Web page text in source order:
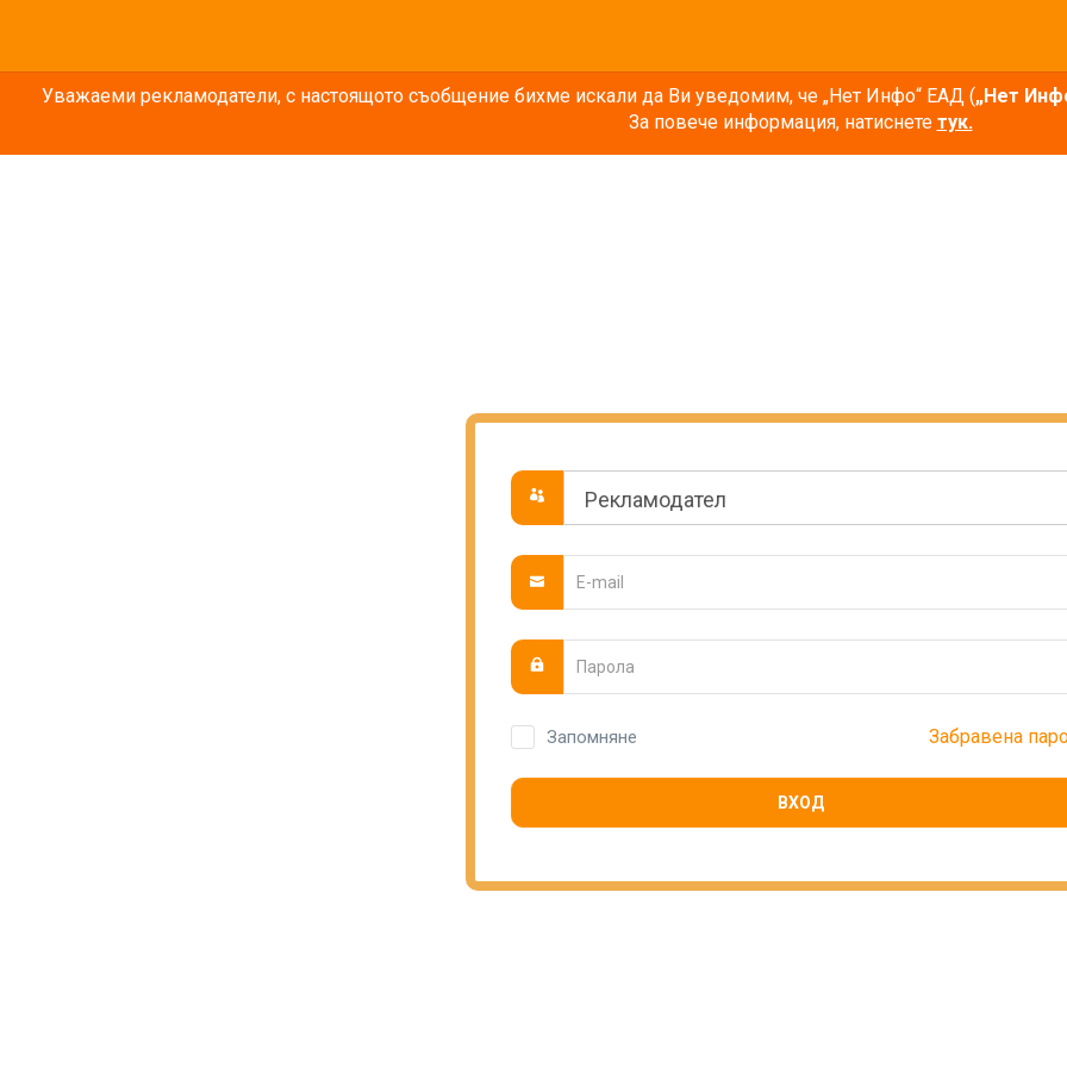
Уважаеми рекламодатели, с настоящото съобщение бихме искали да Ви уведомим, че „Нет Инфо“ ЕАД („Нет
За повече информация, натиснете тук.
Запомняне Забравена
ВХОД